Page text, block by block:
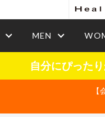
MEN
自分にぴった